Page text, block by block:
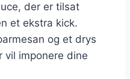
der er tilsat
et ekstra kick.
og et drys
vil imponere dine